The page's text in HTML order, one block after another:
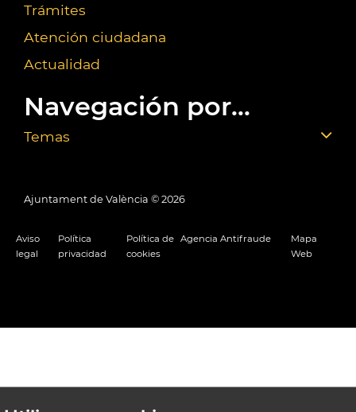
Trámites
Atención ciudadana
Actualidad
Navegación por...
Temas
Ajuntament de València © 2026
Aviso
legal
Política
privacidad
Política de
cookies
Agencia Antifraude
Mapa
Web